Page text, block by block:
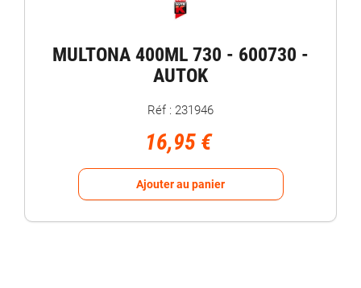
MULTONA 400ML 730 - 600730 -
AUTOK
Réf : 231946
16,95 €
Ajouter au panier